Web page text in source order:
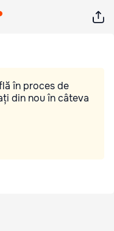
în proces de
din nou în câteva